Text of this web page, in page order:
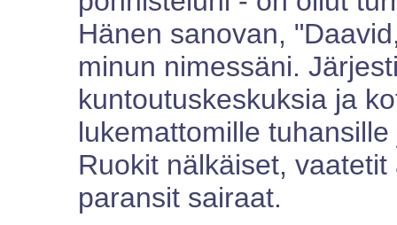
Hänen sanovan,
minun nimessäni.
kuntoutuskeskuksia ja
lukemattomille
Ruokit nälkäiset,
paransit sairaat.